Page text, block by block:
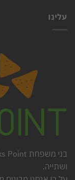
עלינו
ושתייה.